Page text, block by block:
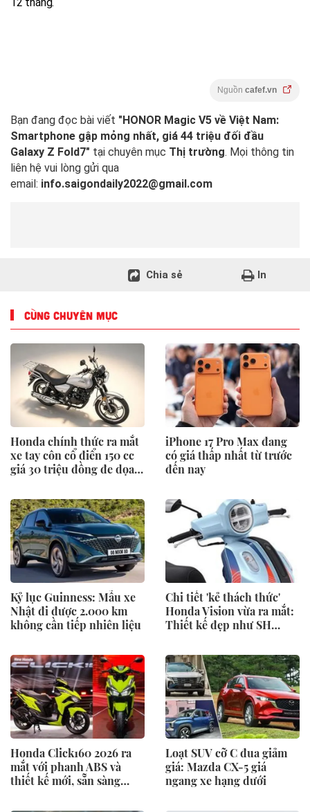
Nguồn cafef.vn
Bạn đang đọc bài viết "HONOR Magic V5 về Việt Nam:
Smartphone gập mỏng nhất, giá 44 triệu đối đầu
Galaxy Z Fold7" tại chuyên mục Thị trường. Mọi thông tin
liên hệ vui lòng gửi qua
email: info.saigondaily2022@gmail.com
Chia sẻ In
CÙNG CHUYÊN MỤC
Honda chính thức ra mắt
xe tay côn cổ điển 150 cc
giá 30 triệu đồng đe dọa
Yamaha Exciter
iPhone 17 Pro Max đang
có giá thấp nhất từ trước
đến nay
Kỷ lục Guinness: Mẫu xe
Nhật đi được 2.000 km
không cần tiếp nhiên liệu
Chi tiết 'kẻ thách thức'
Honda Vision vừa ra mắt:
Thiết kế đẹp như SH
đồng
Honda Click160 2026 ra
mắt với phanh ABS và
thiết kế mới, sẵn sàng
Blade và Yamaha NVX
Loạt SUV cỡ C đua giảm
giá: Mazda CX-5 giá
ngang xe hạng dưới